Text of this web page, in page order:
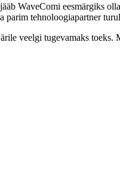
WaveComi eesmärgiks
parim tehnoloogiapartner
veelgi tugevamaks toeks.